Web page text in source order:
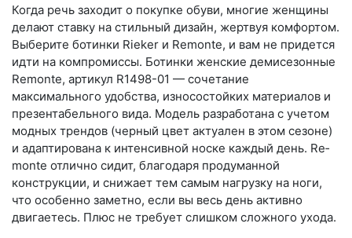
Когда речь заходит о покупке обуви, многие женщины
делают ставку на стильный дизайн, жертвуя комфортом.
Выберите бо­тин­ки Rieker и Remonte, и вам не придется
идти на компромиссы. Ботинки женские демисезонные
Remonte, артикул R1498-01 — сочетание
максимального удобства, износостойких материалов и
презентабельного вида. Модель разработана с учетом
модных трендов (чер­ный цвет актуален в этом сезоне)
и адаптирована к интенсивной носке каждый день. Re­
mon­te отлично сидит, благодаря продуманной
конструкции, и снижает тем самым нагрузку на ноги,
что особенно заметно, если вы весь день активно
двигаетесь. Плюс не требует слишком сложного ухода.